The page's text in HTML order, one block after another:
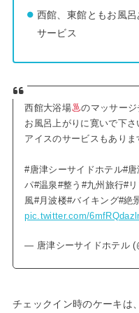
西館、東館ともお風
サービス
西館大浴場
のマッサー
お風呂上がりに寛いで下さ
アイスのサービスもありま
#唐津シーサイドホテル#
パ#温泉#整う#九州旅行#
風#月波楼#バイキング#絶
pic.twitter.com/
— 唐津シーサイドホテル
チェックイン時のケーキは